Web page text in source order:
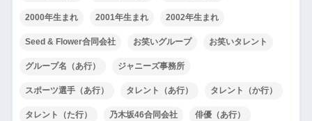
2000年生まれ 2001年生まれ 2002年生まれ
Seed & Flower合同会社 お笑いグループ お笑いタレント
グループ名（あ行） ジャニーズ事務所
スポーツ選手（あ行） タレント（あ行） タレント（か行）
タレント（た行） 乃木坂46合同会社 俳優（あ行）